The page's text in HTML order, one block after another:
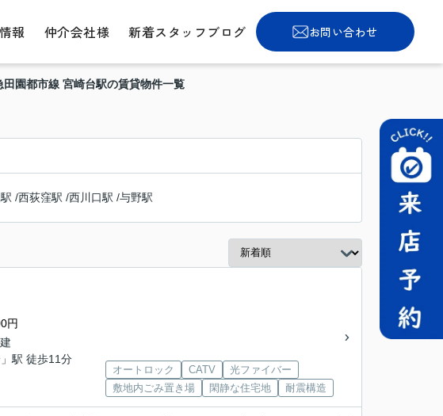
報 仲介会社様 新着スタッフブログ お問い合わせ
田園都市線 宮崎台駅の賃貸物件一覧
/西荻窪駅 /西川口駅 /与野駅
円
」駅 徒歩11分
オートロック CATV
光ファイバー
敷地内ごみ置き場
閑静な住宅地 耐震構造